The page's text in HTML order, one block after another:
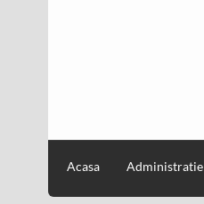
Acasa Administratie